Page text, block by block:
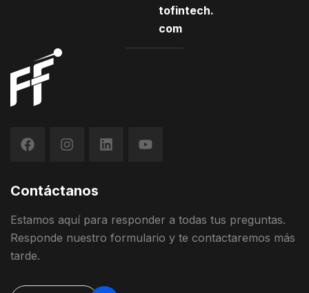
tofintech.
com
Contáctanos
Estamos aquí para responder a todas tus preguntas.
Responde nuestro formulario y te contactaremos más
tarde.